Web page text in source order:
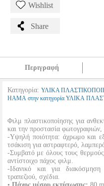
Wishlist
Share
Περιγραφή
Κατηγορία: ΥΛΙΚΑ
HAMA στην κατηγορία ΥΛΙΚΑ
Φιλμ πλαστικοποίησης για
και την προστασία
-Υψηλή ποιότητα: άχρωμο και
τσάκιση για αστραφτερό,
-Συμβατό με όλους τους θερμούς
αντίστοιχο πάχος φιλμ.
-Ιδανικό και για
τραπεζιού, σχέδια.